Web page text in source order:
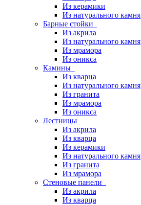
Из керамики
Из натурального камня
Барные стойки
Из акрила
Из натурального камня
Из мрамора
Из оникса
Камины
Из кварца
Из натурального камня
Из гранита
Из мрамора
Из оникса
Лестницы
Из акрила
Из кварца
Из керамики
Из натурального камня
Из гранита
Из мрамора
Стеновые панели
Из акрила
Из кварца